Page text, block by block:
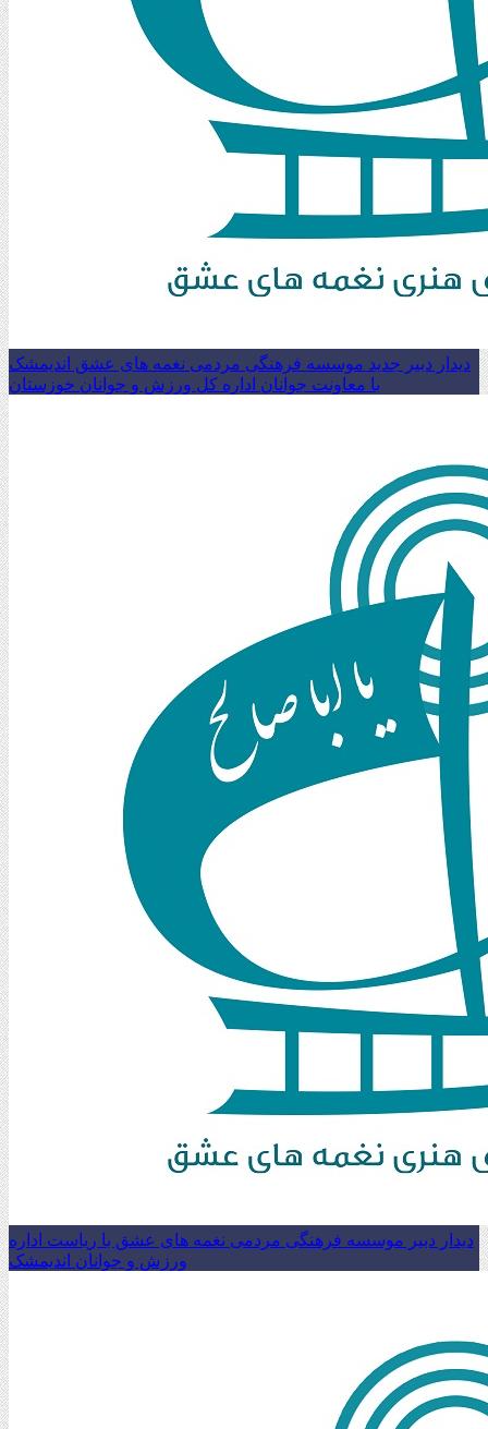
دیدار دبیر جدید موسسه فرهنگی مردمی نغمه های عشق اندیمشک
با معاونت جوانان اداره کل ورزش و جوانان خوزستان
دیدار دبیر موسسه فرهنگی مردمی نغمه های عشق با ریاست اداره
ورزش و جوانان اندیمشک